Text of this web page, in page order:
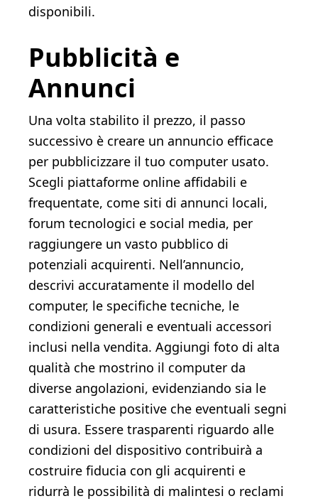
disponibili.
Pubblicità e
Annunci
Una volta stabilito il prezzo, il passo
successivo è creare un annuncio efficace
per pubblicizzare il tuo computer usato.
Scegli piattaforme online affidabili e
frequentate, come siti di annunci locali,
forum tecnologici e social media, per
raggiungere un vasto pubblico di
potenziali acquirenti. Nell’annuncio,
descrivi accuratamente il modello del
computer, le specifiche tecniche, le
condizioni generali e eventuali accessori
inclusi nella vendita. Aggiungi foto di alta
qualità che mostrino il computer da
diverse angolazioni, evidenziando sia le
caratteristiche positive che eventuali segni
di usura. Essere trasparenti riguardo alle
condizioni del dispositivo contribuirà a
costruire fiducia con gli acquirenti e
ridurrà le possibilità di malintesi o reclami